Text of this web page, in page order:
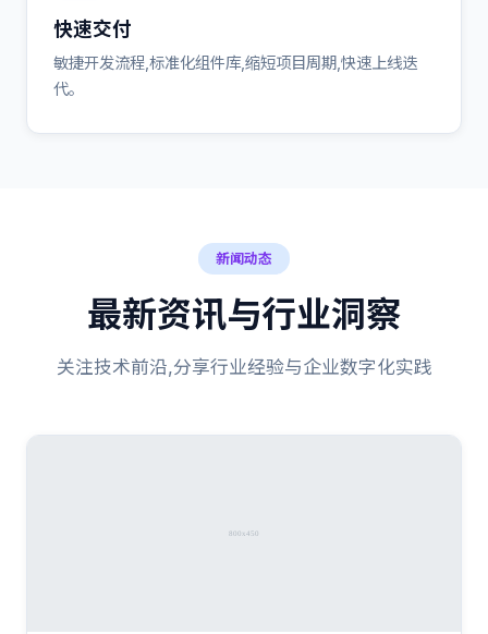
快速交付
敏捷开发流程,标准化组件库,缩短项目周期,快速上线迭
代。
新闻动态
最新资讯与行业洞察
关注技术前沿,分享行业经验与企业数字化实践